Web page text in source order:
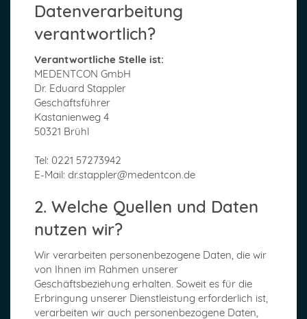
Datenverarbeitung
verantwortlich?
Verantwortliche Stelle ist:
MEDENTCON GmbH
Dr. Eduard Stappler
Geschäftsführer
Kastanienweg 4
50321 Brühl
Tel: 0221 57273942
E-Mail: dr.stappler@medentcon.de
2. Welche Quellen und Daten
nutzen wir?
Wir verarbeiten personenbezogene Daten, die wir
von Ihnen im Rahmen unserer
Geschäftsbeziehung erhalten. Soweit es für die
Erbringung unserer Dienstleistung erforderlich ist,
verarbeiten wir auch personenbezogene Daten,